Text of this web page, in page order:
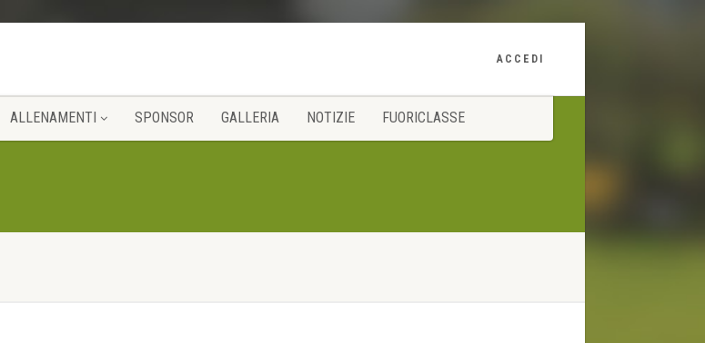
ACCEDI
ALLENAMENTI SPONSOR GALLERIA NOTIZIE FUORICLASSE